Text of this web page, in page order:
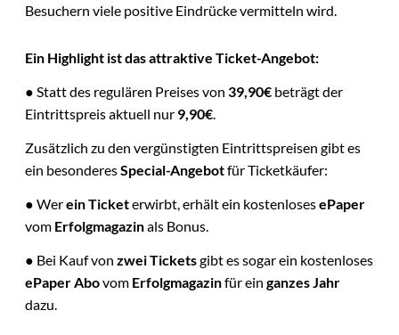
Besuchern viele positive Eindrücke vermitteln wird.
Ein Highlight ist das attraktive Ticket-Angebot:
● Statt des regulären Preises von 39,90€ beträgt der
Eintrittspreis aktuell nur 9,90€.
Zusätzlich zu den vergünstigten Eintrittspreisen gibt es
ein besonderesSpecial-Angebotfür Ticketkäufer:
● Werein Ticketerwirbt, erhält ein kostenlosesePaper
vom Erfolgmagazinals Bonus.
● Bei Kauf von zwei Ticketsgibt es sogar ein kostenloses
ePaper Abovom Erfolgmagazinfür ein ganzes Jahr
dazu.